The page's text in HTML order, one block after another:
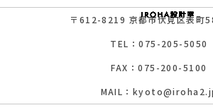
〒612-8219 京都市伏見区表町
TEL：075-205-5050
FAX：075-200-5100
MAIL：